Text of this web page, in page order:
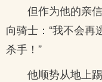
但作为他的亲
向骑士：“我不会再
杀手！”
他顺势从地上